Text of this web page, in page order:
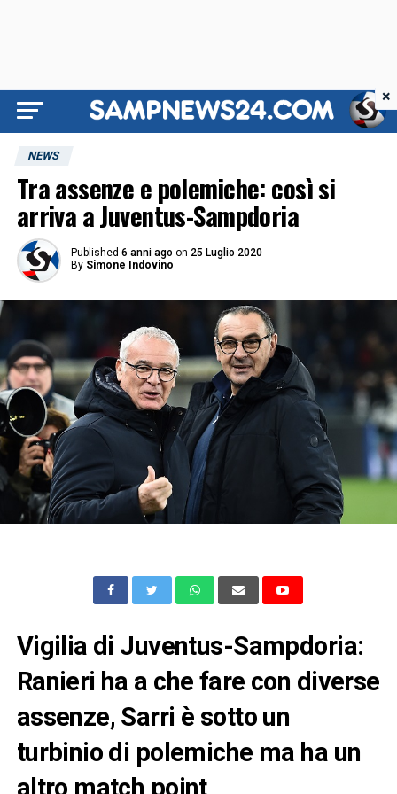
NEWS
Tra assenze e polemiche: così si
arriva a Juventus-Sampdoria
Published 6 anni ago on 25 Luglio 2020
By Simone Indovino
Vigilia di Juventus-Sampdoria:
Ranieri ha a che fare con diverse
assenze, Sarri è sotto un
turbinio di polemiche ma ha un
×